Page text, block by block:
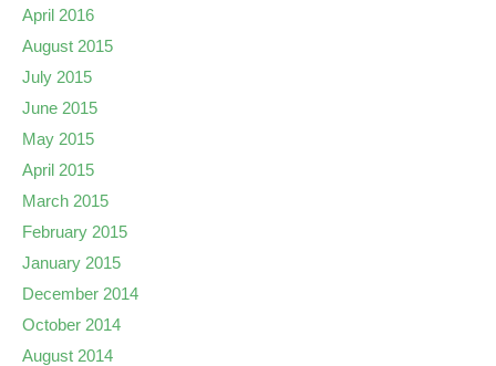
April 2016
August 2015
July 2015
June 2015
May 2015
April 2015
March 2015
February 2015
January 2015
December 2014
October 2014
August 2014